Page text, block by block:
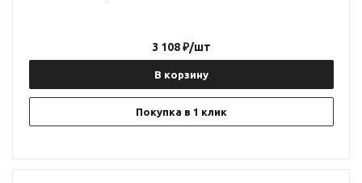
В корзину
Покупка в 1 клик
3 108₽/шт